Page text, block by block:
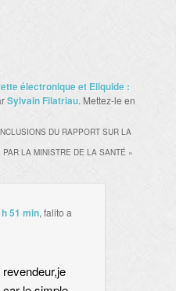
électronique et Eliquide :
Sylvain Filatriau. Mettez-le en
DU RAPPORT SUR LA
LA MINISTRE DE LA SANTÉ »
51 min, falito a